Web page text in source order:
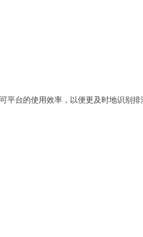
平台的使用效率，以便更及时地识别排